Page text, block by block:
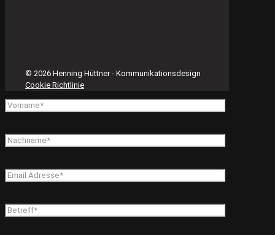
© 2026 Henning Hüttner - Kommunikationsdesign
Cookie Richtlinie